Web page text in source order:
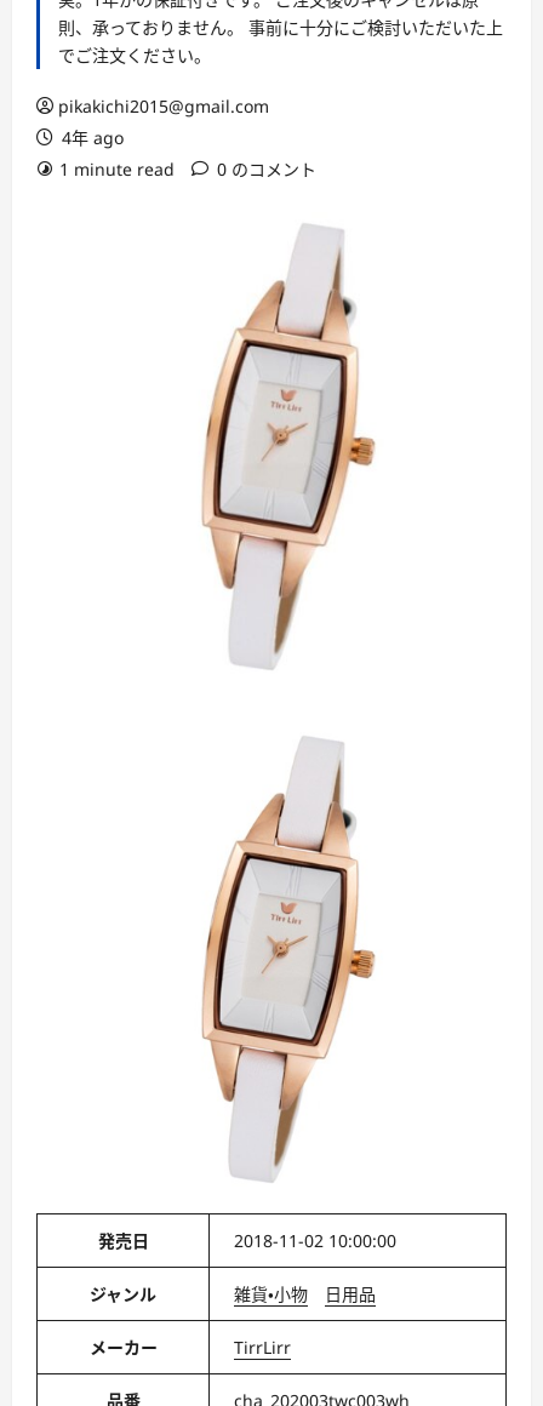
則、承っておりません。 事前に十分にご検討いただいた上
でご注文ください。
pikakichi2015@gmail.com
4年 ago
1 minute read
0 のコメント
発売日 2018-11-02 10:00:00
ジャンル 雑貨・小物 日用品
メーカー TirrLirr
品番 cha_202003twc003wh